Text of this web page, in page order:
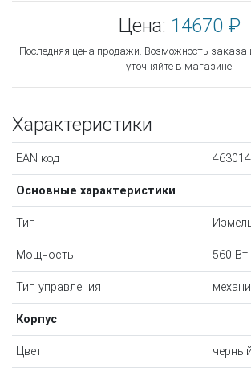
Цена: 14670 ₽
Последняя цена продажи. Возможность заказа
уточняйте в магазине.
Характеристики
EAN код
Основные характеристики
Тип
Мощность 560 Вт
Тип управления
Корпус
Цвет черный